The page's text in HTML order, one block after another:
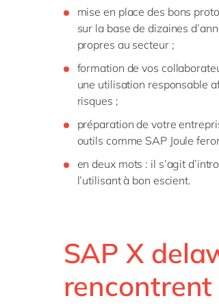
mise en place des bons
sur la base de dizaines
propres au secteur ;
formation de vos
une utilisation responsable
risques ;
préparation de votre
outils comme SAP Joule
en deux mots : il s’agit
l’utilisant à bon escient.
SAP X
rencontrent